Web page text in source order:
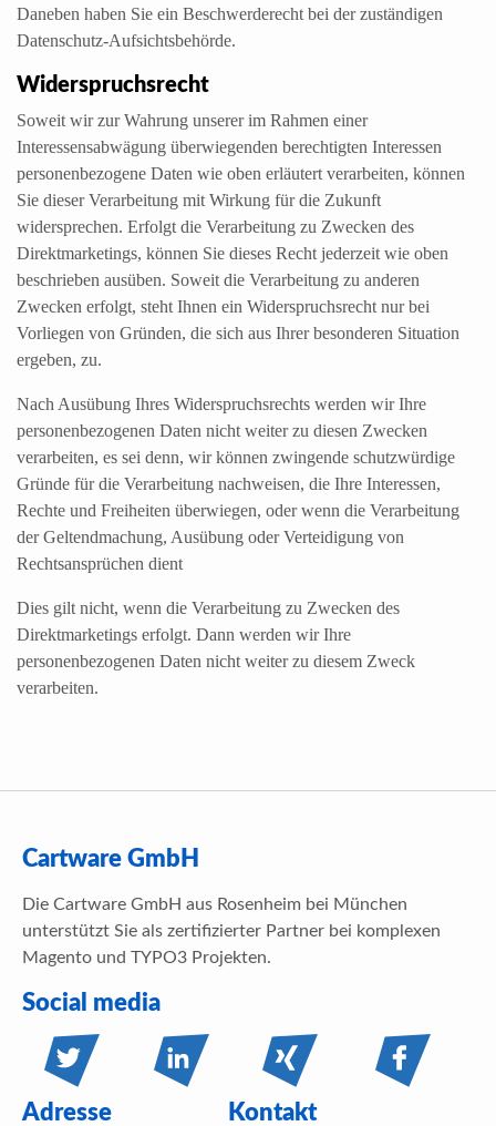
Daneben haben Sie ein Beschwerderecht bei der zuständigen
Datenschutz-Aufsichtsbehörde.
Widerspruchsrecht
Soweit wir zur Wahrung unserer im Rahmen einer
Interessensabwägung überwiegenden berechtigten Interessen
personenbezogene Daten wie oben erläutert verarbeiten, können
Sie dieser Verarbeitung mit Wirkung für die Zukunft
widersprechen. Erfolgt die Verarbeitung zu Zwecken des
Direktmarketings, können Sie dieses Recht jederzeit wie oben
beschrieben ausüben. Soweit die Verarbeitung zu anderen
Zwecken erfolgt, steht Ihnen ein Widerspruchsrecht nur bei
Vorliegen von Gründen, die sich aus Ihrer besonderen Situation
ergeben, zu.
Nach Ausübung Ihres Widerspruchsrechts werden wir Ihre
personenbezogenen Daten nicht weiter zu diesen Zwecken
verarbeiten, es sei denn, wir können zwingende schutzwürdige
Gründe für die Verarbeitung nachweisen, die Ihre Interessen,
Rechte und Freiheiten überwiegen, oder wenn die Verarbeitung
der Geltendmachung, Ausübung oder Verteidigung von
Rechtsansprüchen dient
Dies gilt nicht, wenn die Verarbeitung zu Zwecken des
Direktmarketings erfolgt. Dann werden wir Ihre
personenbezogenen Daten nicht weiter zu diesem Zweck
verarbeiten.
Cartware GmbH
Die Cartware GmbH aus Rosenheim bei München
unterstützt Sie als zertifizierter Partner bei komplexen
Magento und TYPO3 Projekten.
Social media
Adresse Kontakt